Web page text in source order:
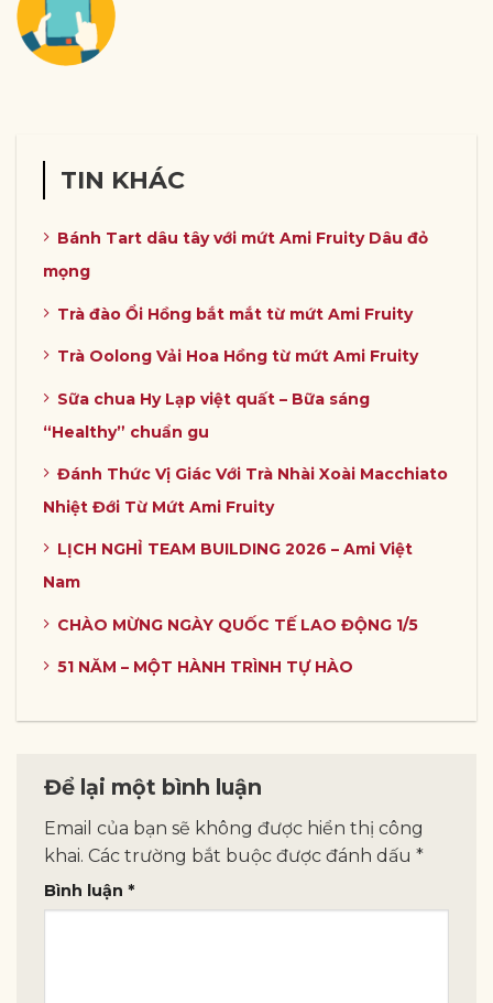
TIN KHÁC
Bánh Tart dâu tây với mứt Ami Fruity Dâu đỏ
mọng
Trà đào Ổi Hồng bắt mắt từ mứt Ami Fruity
Trà Oolong Vải Hoa Hồng từ mứt Ami Fruity
Sữa chua Hy Lạp việt quất – Bữa sáng
“Healthy” chuẩn gu
Đánh Thức Vị Giác Với Trà Nhài Xoài Macchiato
Nhiệt Đới Từ Mứt Ami Fruity
LỊCH NGHỈ TEAM BUILDING 2026 – Ami Việt
Nam
CHÀO MỪNG NGÀY QUỐC TẾ LAO ĐỘNG 1/5
51 NĂM – MỘT HÀNH TRÌNH TỰ HÀO
Để lại một bình luận
Email của bạn sẽ không được hiển thị công
khai. Các trường bắt buộc được đánh dấu *
Bình luận *